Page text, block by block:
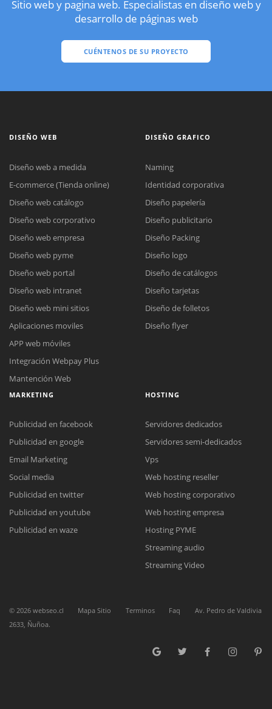
Sitio web y pagina web. Especialistas en diseño web y
desarrollo de páginas web
CUÉNTENOS DE SU PROYECTO
Reunión online
Nuestros ejecutivos le enviarán un correo electrónico con el enlace a
Meet para la reunión online.
Cotización
Complete el formulario y nos contactaremos a la brevedad.
Chat Online
para enviarnos un correo electrónico con sus datos personales.
DISEÑO WEB
Diseño web a medida
E-commerce (Tienda online)
Diseño web catálogo
Diseño web corporativo
Diseño web empresa
Diseño web pyme
Diseño web portal
Diseño web intranet
Diseño web mini sitios
Aplicaciones moviles
APP web móviles
Integración Webpay Plus
Mantención Web
DISEÑO GRAFICO
Naming
Identidad corporativa
Diseño papelería
Diseño publicitario
Diseño Packing
Diseño logo
Diseño de catálogos
Diseño tarjetas
Diseño de folletos
Diseño flyer
MARKETING
Publicidad en facebook
Publicidad en google
Email Marketing
Social media
Publicidad en twitter
Publicidad en youtube
Publicidad en waze
HOSTING
Servidores dedicados
Servidores semi-dedicados
Vps
Web hosting reseller
Web hosting corporativo
Web hosting empresa
Hosting PYME
Streaming audio
Streaming Video
© 2026 webseo.cl Mapa Sitio Terminos Faq
Av. Pedro de Valdivia
2633, Ñuñoa.